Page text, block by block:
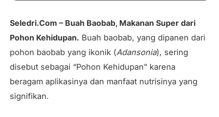
Seledri.Com – Buah Baobab, Makanan Super dari
Pohon Kehidupan. Buah baobab, yang dipanen dari
pohon baobab yang ikonik (Adansonia), sering
disebut sebagai “Pohon Kehidupan” karena
beragam aplikasinya dan manfaat nutrisinya yang
signifikan.